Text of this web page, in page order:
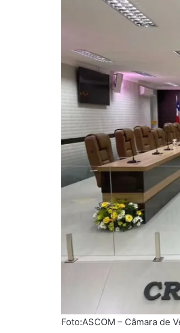
Foto:ASCOM – Câmara de